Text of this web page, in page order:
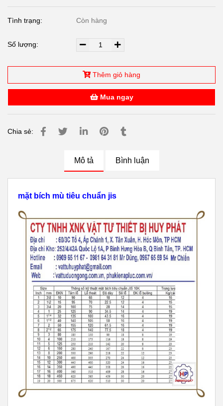
Tình trạng: Còn hàng
Số lượng:
Thêm giỏ hàng
Mua ngay
Chia sẻ:
Mô tả Bình luận
mặt bích mù tiêu chuẩn jis